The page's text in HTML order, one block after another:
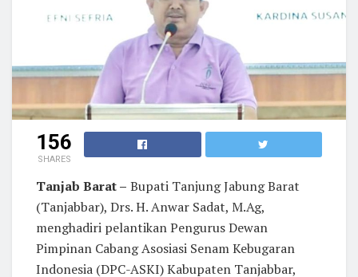
156
SHARES
Tanjab Barat – Bupati Tanjung Jabung Barat
(Tanjabbar), Drs. H. Anwar Sadat, M.Ag,
menghadiri pelantikan Pengurus Dewan
Pimpinan Cabang Asosiasi Senam Kebugaran
Indonesia (DPC-ASKI) Kabupaten Tanjabbar,